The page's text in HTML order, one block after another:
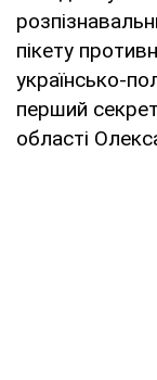
пікету
українсько-
перший
області